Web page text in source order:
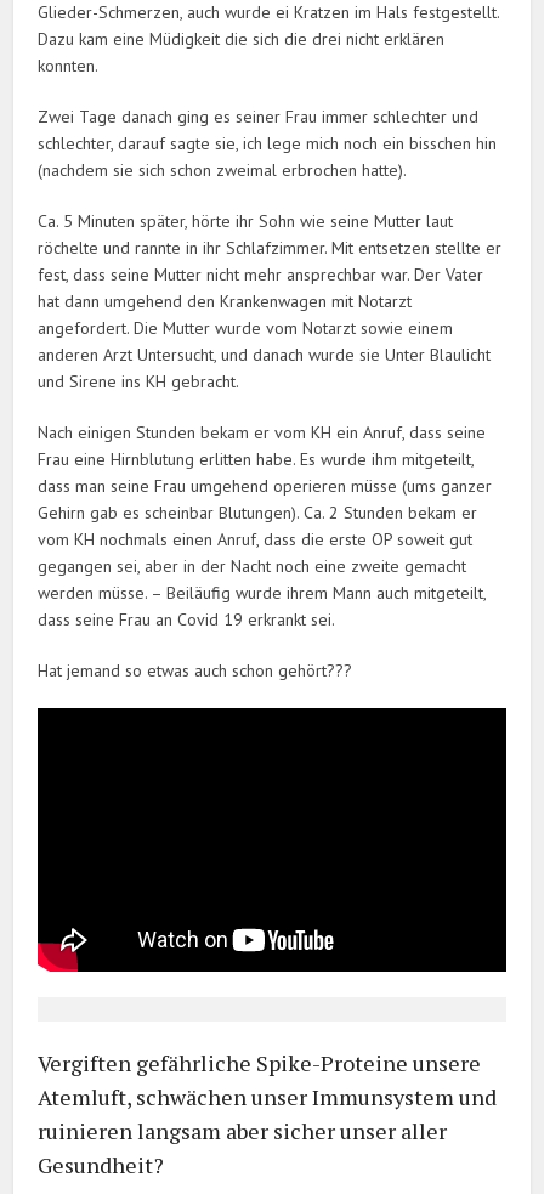
Glieder-Schmerzen, auch wurde ei Kratzen im Hals festgestellt.
Dazu kam eine Müdigkeit die sich die drei nicht erklären
konnten.
Zwei Tage danach ging es seiner Frau immer schlechter und
schlechter, darauf sagte sie, ich lege mich noch ein bisschen hin
(nachdem sie sich schon zweimal erbrochen hatte).
Ca. 5 Minuten später, hörte ihr Sohn wie seine Mutter laut
röchelte und rannte in ihr Schlafzimmer. Mit entsetzen stellte er
fest, dass seine Mutter nicht mehr ansprechbar war. Der Vater
hat dann umgehend den Krankenwagen mit Notarzt
angefordert. Die Mutter wurde vom Notarzt sowie einem
anderen Arzt Untersucht, und danach wurde sie Unter Blaulicht
und Sirene ins KH gebracht.
Nach einigen Stunden bekam er vom KH ein Anruf, dass seine
Frau eine Hirnblutung erlitten habe. Es wurde ihm mitgeteilt,
dass man seine Frau umgehend operieren müsse (ums ganzer
Gehirn gab es scheinbar Blutungen). Ca. 2 Stunden bekam er
vom KH nochmals einen Anruf, dass die erste OP soweit gut
gegangen sei, aber in der Nacht noch eine zweite gemacht
werden müsse. – Beiläufig wurde ihrem Mann auch mitgeteilt,
dass seine Frau an Covid 19 erkrankt sei.
Hat jemand so etwas auch schon gehört???
Vergiften gefährliche Spike-Proteine unsere
Atemluft, schwächen unser Immunsystem und
ruinieren langsam aber sicher unser aller
Gesundheit?